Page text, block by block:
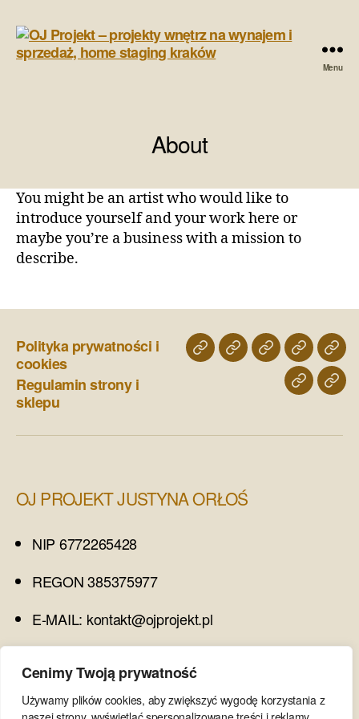
Cenimy Twoją prywatność
Używamy plików cookies, aby zwiększyć wygodę korzystania z
wynajem
i
sprzedaż,
home
staging
Menu
About
You might be an artist who would like to
introduce yourself and your work here or
maybe you’re a business with a mission to
describe.
Polityka prywatności i
cookies
Regulamin strony i
sklepu
o
porfolioprojekty
wnętrz
inwestycyjnych
home
staging
blog
OJ PROJEKT JUSTYNA ORŁOŚ
NIP 6772265428
REGON 385375977
E-MAIL: kontakt@ojprojekt.pl
OBSERWUJ MNIE